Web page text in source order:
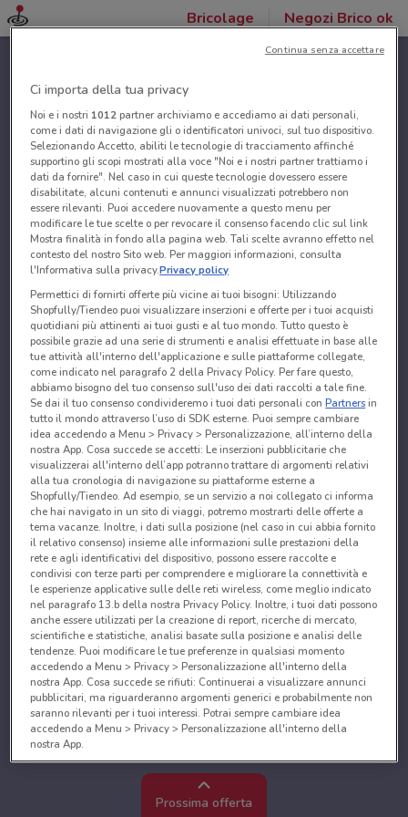
Bricolage Negozi Brico ok
Prossima offerta
Ci importa della tua privacy
Noi e i nostri 1012partner archiviamo e accediamo ai dati personali,
come i dati di navigazione gli o identificatori univoci, sul tuo dispositivo.
Selezionando Accetto, abiliti le tecnologie di tracciamento affinché
supportino gli scopi mostrati alla voce "Noi e i nostri partner trattiamo i
dati da fornire". Nel caso in cui queste tecnologie dovessero essere
disabilitate, alcuni contenuti e annunci visualizzati potrebbero non
essere rilevanti. Puoi accedere nuovamente a questo menu per
modificare le tue scelte o per revocare il consenso facendo clic sul link
Mostra finalità in fondo alla pagina web. Tali scelte avranno effetto nel
contesto del nostro Sito web. Per maggiori informazioni, consulta
l'Informativa sulla privacy.Privacy policy
Permettici di fornirti offerte più vicine ai tuoi bisogni: Utilizzando
Shopfully/Tiendeo puoi visualizzare inserzioni e offerte per i tuoi acquisti
quotidiani più attinenti ai tuoi gusti e al tuo mondo. Tutto questo è
possibile grazie ad una serie di strumenti e analisi effettuate in base alle
tue attività all'interno dell'applicazione e sulle piattaforme collegate,
come indicato nel paragrafo 2 della Privacy Policy. Per fare questo,
abbiamo bisogno del tuo consenso sull'uso dei dati raccolti a tale fine.
Se dai il tuo consenso condivideremo i tuoi dati personali conPartnersin
tutto il mondo attraverso l’uso di SDK esterne. Puoi sempre cambiare
idea accedendo a Menu > Privacy > Personalizzazione, all’interno della
nostra App. Cosa succede se accetti: Le inserzioni pubblicitarie che
visualizzerai all'interno dell’app potranno trattare di argomenti relativi
alla tua cronologia di navigazione su piattaforme esterne a
Shopfully/Tiendeo. Ad esempio, se un servizio a noi collegato ci informa
che hai navigato in un sito di viaggi, potremo mostrarti delle offerte a
tema vacanze. Inoltre, i dati sulla posizione (nel caso in cui abbia fornito
il relativo consenso) insieme alle informazioni sulle prestazioni della
rete e agli identificativi del dispositivo, possono essere raccolte e
condivisi con terze parti per comprendere e migliorare la connettività e
le esperienze applicative sulle delle reti wireless, come meglio indicato
nel paragrafo 13.b della nostra Privacy Policy. Inoltre, i tuoi dati possono
anche essere utilizzati per la creazione di report, ricerche di mercato,
scientifiche e statistiche, analisi basate sulla posizione e analisi delle
tendenze. Puoi modificare le tue preferenze in qualsiasi momento
accedendo a Menu > Privacy > Personalizzazione all'interno della
nostra App. Cosa succede se rifiuti: Continuerai a visualizzare annunci
pubblicitari, ma riguarderanno argomenti generici e probabilmente non
saranno rilevanti per i tuoi interessi. Potrai sempre cambiare idea
accedendo a Menu > Privacy > Personalizzazione all'interno della
nostra App.
Noi e i nostri partner trattiamo i dati per fornire:
Utilizzare dati di geolocalizzazione precisi. Scansione attiva delle
caratteristiche del dispositivo ai fini dell’identificazione. Archiviare
Continua senza accettare